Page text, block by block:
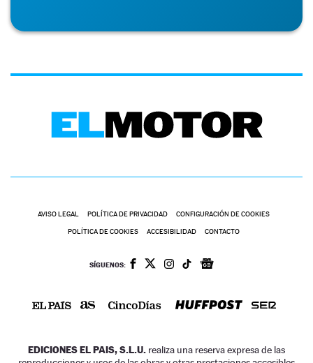
AVISO LEGAL POLÍTICA DE PRIVACIDAD CONFIGURACIÓN DE COOKIES
POLÍTICA DE COOKIES ACCESIBILIDAD CONTACTO
SÍGUENOS:
EDICIONES EL PAIS, S.L.U. realiza una reserva expresa de las